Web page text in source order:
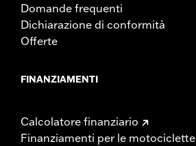
Domande frequenti
Dichiarazione di conformità
Offerte
FINANZIAMENTI
Calcolatore finanziario
Finanziamenti per le motociclette